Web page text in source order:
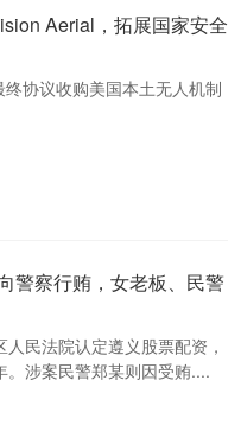
Aerial，拓展国家安全
协议收购美国本土无人机制
警察行贿，女老板、民警
民法院认定遵义股票配资，
涉案民警郑某则因受贿....